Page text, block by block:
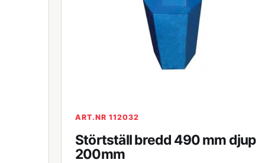
ART.NR 112032
Störtställ bredd 490 mm djup
200mm